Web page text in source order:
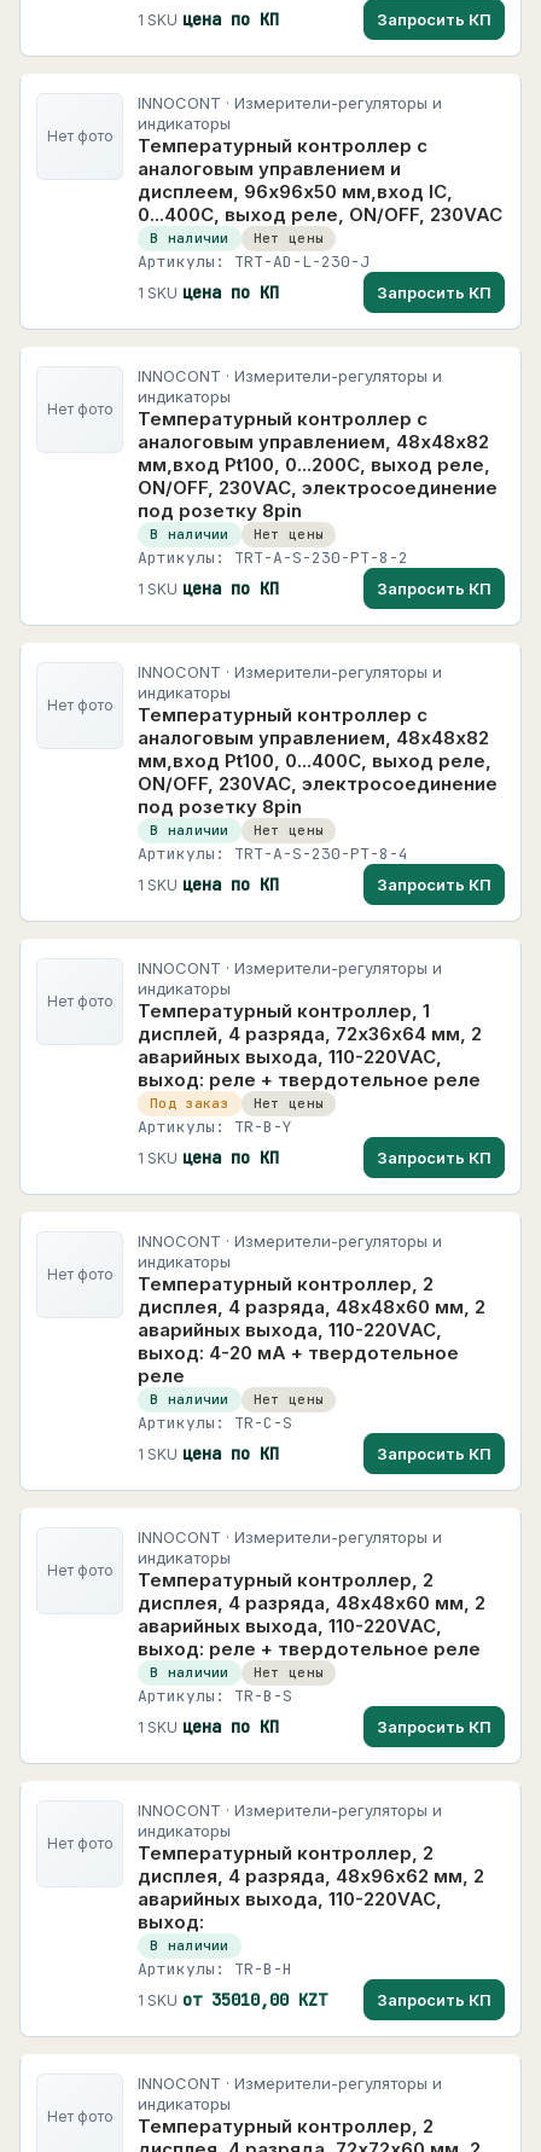
1 SKU цена по КП Запросить КП
Нет фото
INNOCONT · Измерители-регуляторы и
индикаторы
Температурный контроллер с
аналоговым управлением и
дисплеем, 96х96х50 мм,вход IC,
0...400C, выход реле, ON/OFF, 230VAC
В наличии Нет цены
Артикулы: TRT-AD-L-230-J
1 SKU цена по КП Запросить КП
Нет фото
INNOCONT · Измерители-регуляторы и
индикаторы
Температурный контроллер с
аналоговым управлением, 48х48х82
мм,вход Pt100, 0...200C, выход реле,
ON/OFF, 230VAC, электросоединение
под розетку 8pin
В наличии Нет цены
Артикулы: TRT-A-S-230-PT-8-2
1 SKU цена по КП Запросить КП
Нет фото
INNOCONT · Измерители-регуляторы и
индикаторы
Температурный контроллер с
аналоговым управлением, 48х48х82
мм,вход Pt100, 0...400C, выход реле,
ON/OFF, 230VAC, электросоединение
под розетку 8pin
В наличии Нет цены
Артикулы: TRT-A-S-230-PT-8-4
1 SKU цена по КП Запросить КП
Нет фото
INNOCONT · Измерители-регуляторы и
индикаторы
Температурный контроллер, 1
дисплей, 4 разряда, 72х36х64 мм, 2
аварийных выхода, 110-220VAC,
выход: реле + твердотельное реле
Под заказ Нет цены
Артикулы: TR-B-Y
1 SKU цена по КП Запросить КП
Нет фото
INNOCONT · Измерители-регуляторы и
индикаторы
Температурный контроллер, 2
дисплея, 4 разряда, 48х48х60 мм, 2
аварийных выхода, 110-220VAC,
выход: 4-20 мА + твердотельное
реле
В наличии Нет цены
Артикулы: TR-C-S
1 SKU цена по КП Запросить КП
Нет фото
INNOCONT · Измерители-регуляторы и
индикаторы
Температурный контроллер, 2
дисплея, 4 разряда, 48х48х60 мм, 2
аварийных выхода, 110-220VAC,
выход: реле + твердотельное реле
В наличии Нет цены
Артикулы: TR-B-S
1 SKU цена по КП Запросить КП
Нет фото
INNOCONT · Измерители-регуляторы и
индикаторы
Температурный контроллер, 2
дисплея, 4 разряда, 48х96х62 мм, 2
аварийных выхода, 110-220VAC,
выход:
В наличии
Артикулы: TR-B-H
1 SKU от 35010,00 KZT Запросить КП
Нет фото
INNOCONT · Измерители-регуляторы и
индикаторы
Температурный контроллер, 2